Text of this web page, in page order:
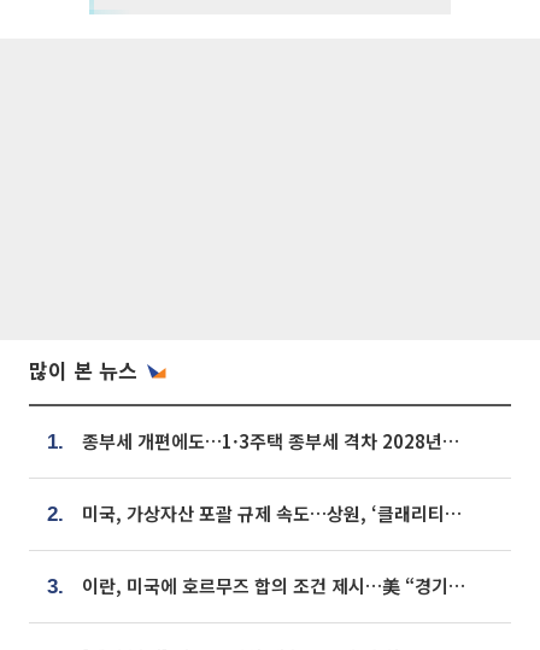
많이 본 뉴스
1. 종부세 개편에도…1·3주택 종부세 격차 2028년부터 확대
2. 미국, 가상자산 포괄 규제 속도…상원, ‘클래리티법’ 9월 절차투표 추진
3. 이란, 미국에 호르무즈 합의 조건 제시…美 “경기 아직 안 끝나” [종합]